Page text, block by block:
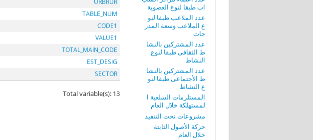
اب طبقا لنوع العضوية
عدد الملاعب طبقا لنو
ع الملاعب وسعة المدر
جات
عدد المشتركين بالنشا
ط الثقافى طبقا لنوع
النشاط
عدد المشتركين بالنشا
ط الأجتماعى طبقا لنو
ع النشاط
المستلزمات السلعية ا
لمستهلكة خلال العام
مشروعات تحت التنفيذ
حركة الأصول الثابتة
خلال العام
URBRUR
TABLE_NUM
CODE1
VALUE1
TOTAL_MAIN_CODE
EST_DESIG
SECTOR
Total variable(s): 13